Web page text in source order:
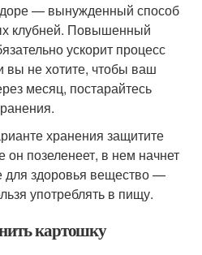
— вынужденный способ
клубней. Повышенный
ускорит процесс
вы не хотите, чтобы ваш
месяц, постарайтесь
хранения защитите
он позеленеет, в нем начнет
для здоровья вещество —
употреблять в пищу.
картошку